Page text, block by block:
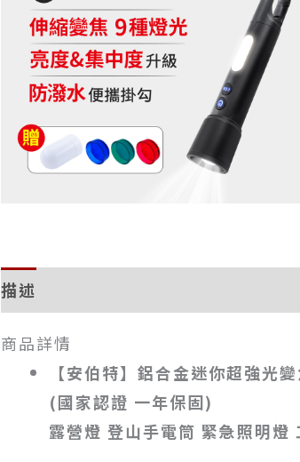
描述
商品詳情
【安伯特】鋁合金迷你超強光
(國家認證 一年保固)
露營燈 登山手電筒 緊急照明燈